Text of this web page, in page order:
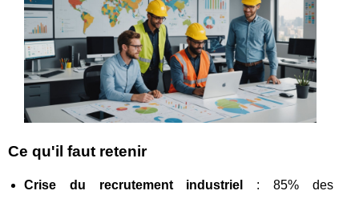
Ce qu'il faut retenir
Crise du recrutement industriel
: 85% des